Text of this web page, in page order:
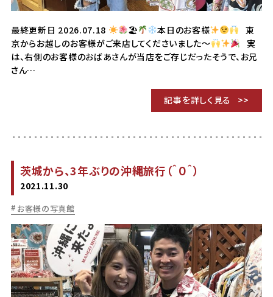
最終更新日 2026.07.18 🏖 本日のお客様
東
京からお越しのお客様がご来店してくださいました〜
実
は、右側のお客様のおばあさんが当店をご存じだったそうで、お兄
さん…
記事を詳しく見る
茨城から、3年ぶりの沖縄旅行（＾０＾）
2021.11.30
お客様の写真館